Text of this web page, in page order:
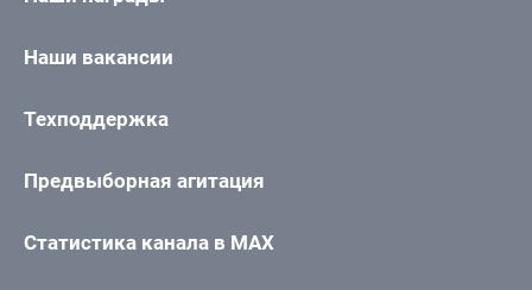
Наши вакансии
Техподдержка
Предвыборная агитация
Статистика канала в MAX